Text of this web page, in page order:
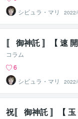
シビュラ・マリ
〚 御神託 〛【 速
コラム
6
シビュラ・マリ
祝〚 御神託 〛【 玉